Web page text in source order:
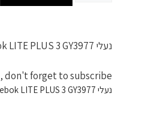
נעלי Reebok LITE PLUS 3 GY3977
don't forget to subscribe!
נעלי Reebok LITE PLUS 3 GY3977